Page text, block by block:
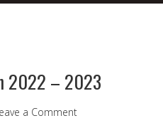
2022 – 2023
a Comment